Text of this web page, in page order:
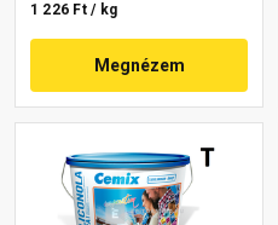
1 226 Ft / kg
Megnézem